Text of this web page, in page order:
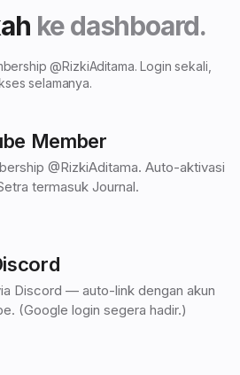
ke dashboard.
@RizkiAditama. Login sekali,
selamanya.
Member
@RizkiAditama. Auto-aktivasi
termasuk Journal.
Discord — auto-link dengan akun
(Google login segera hadir.)